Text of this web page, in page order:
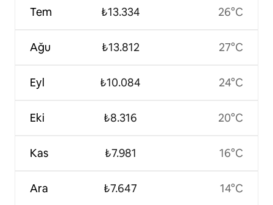
Tem
Ağu
Eyl
Eki
Kas
Ara
₺13.334
₺13.812
₺10.084
₺8.316
₺7.981
₺7.647
26°C
27°C
24°C
20°C
16°C
14°C